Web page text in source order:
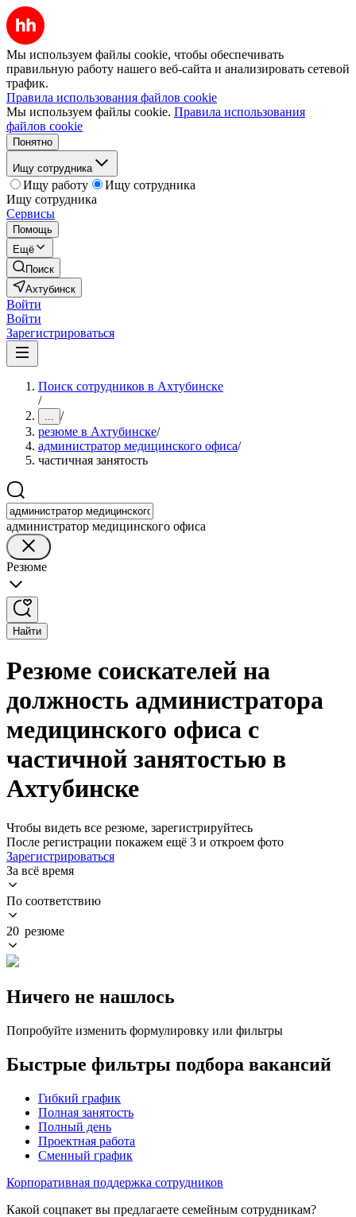
Мы используем файлы cookie, чтобы обеспечивать
правильную работу нашего веб-сайта и анализировать сетевой
трафик.
Правила использования файлов cookie
Мы используем файлы cookie. Правила использования
файлов cookie
Понятно
Ищу сотрудника
Ищу работу
Ищу сотрудника
Ищу сотрудника
Сервисы
Помощь
Ещё
Поиск
Ахтубинск
Войти
Войти
Зарегистрироваться
Поиск сотрудников в Ахтубинске
/
... /
резюме в Ахтубинске/
администратор медицинского офиса/
частичная занятость
администратор медицинского офиса
Резюме
Найти
Резюме соискателей на
должность администратора
медицинского офиса с
частичной занятостью в
Ахтубинске
Чтобы видеть все резюме, зарегистрируйтесь
После регистрации покажем ещё 3 и откроем фото
Зарегистрироваться
За всё время
По соответствию
20 резюме
Ничего не нашлось
Попробуйте изменить формулировку или фильтры
Быстрые фильтры подбора вакансий
Гибкий график
Полная занятость
Полный день
Проектная работа
Сменный график
Корпоративная поддержка сотрудников
Какой соцпакет вы предлагаете семейным сотрудникам?